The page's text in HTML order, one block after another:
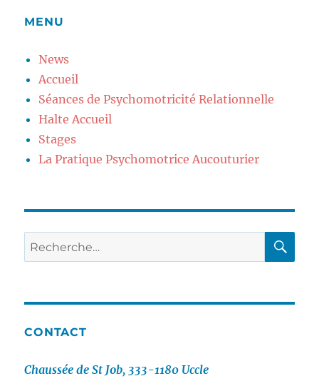
MENU
News
Accueil
Séances de Psychomotricité Relationnelle
Halte Accueil
Stages
La Pratique Psychomotrice Aucouturier
Recherche
pour
CONTACT
Chaussée de St Job, 333-1180 Uccle